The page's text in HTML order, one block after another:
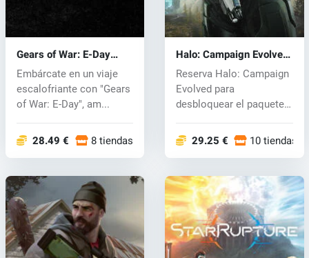
Gears of War: E-Day
(PC) key
Embárcate en un viaje
escalofriante con "Gears
of War: E-Day", am...
28.49 € 8 tiendas
Halo: Campaign Evolved
(PC) key
Reserva Halo: Campaign
Evolved para
desbloquear el paquete
29.25 € 10 tiendas